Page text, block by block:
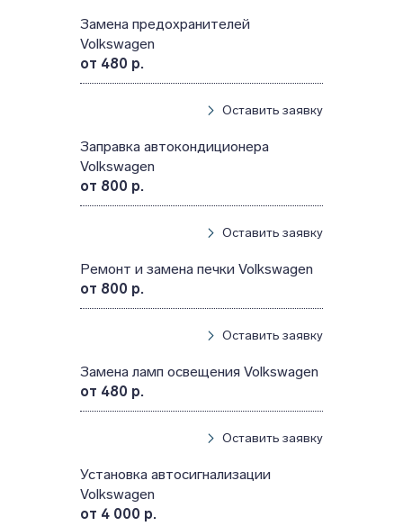
Замена предохранителей
Volkswagen
от 480 р.
Оставить заявку
Заправка автокондиционера
Volkswagen
от 800 р.
Оставить заявку
Ремонт и замена печки Volkswagen
от 800 р.
Оставить заявку
Замена ламп освещения Volkswagen
от 480 р.
Оставить заявку
Установка автосигнализации
Volkswagen
от 4 000 р.